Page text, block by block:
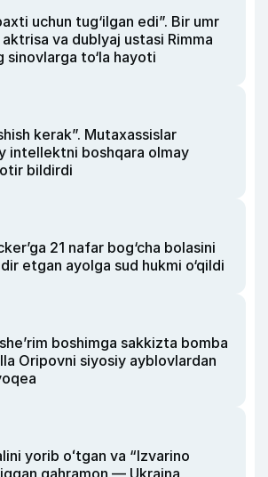
uchun tug‘ilgan edi”. Bir umr
va dublyaj ustasi Rimma
sinovlarga to‘la hayoti
kerak”. Mutaxassislar
intellektni boshqara olmay
bildirdi
21 nafar bog‘cha bolasini
etgan ayolga sud hukmi o‘qildi
boshimga sakkizta bomba
Oripovni siyosiy ayblovlardan
yorib oʻtgan va “Izvarino
qahramon — Ukraina